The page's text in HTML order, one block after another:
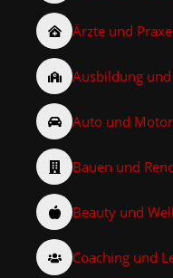
Ärzte und
Ausbildung und
Auto und Motor
Bauen und
Beauty und
Coaching und